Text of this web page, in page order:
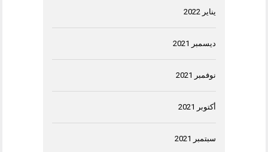
يناير 2022
ديسمبر 2021
نوفمبر 2021
أكتوبر 2021
سبتمبر 2021